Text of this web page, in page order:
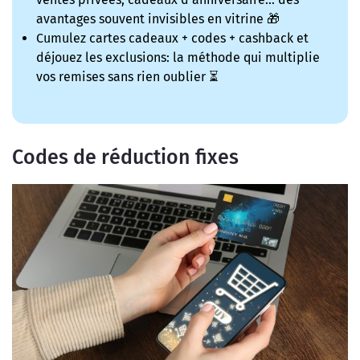
avantages souvent invisibles en vitrine 🎁
Cumulez cartes cadeaux + codes + cashback et
déjouez les exclusions: la méthode qui multiplie
vos remises sans rien oublier ⏳
Codes de réduction fixes